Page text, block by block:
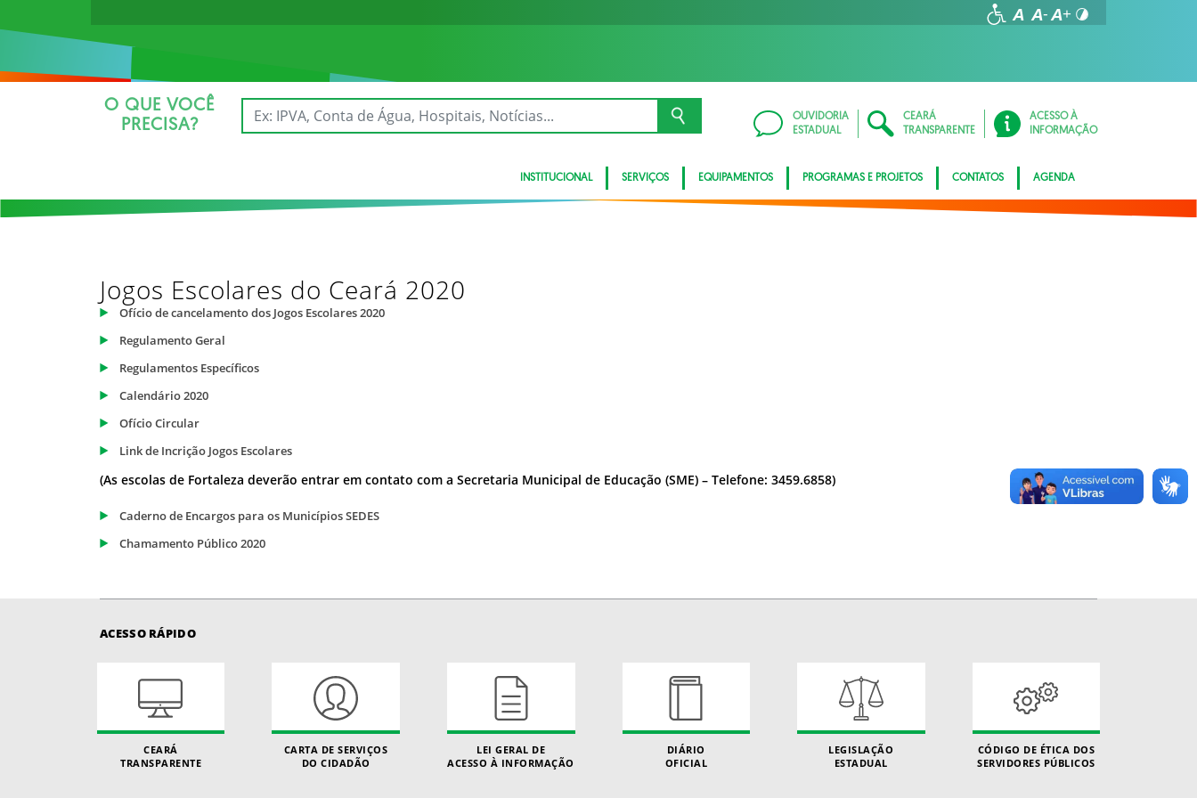
O QUE VOCÊ
PRECISA?
OUVIDORIA
ESTADUAL
CEARÁ
TRANSPARENTE
ACESSO À
INFORMAÇÃO
INSTITUCIONAL SERVIÇOS EQUIPAMENTOS PROGRAMAS E PROJETOS CONTATOS AGENDA
Jogos Escolares do Ceará 2020
Ofício de cancelamento dos Jogos Escolares 2020
Regulamento Geral
Regulamentos Específicos
Calendário 2020
Ofício Circular
Link de Incrição Jogos Escolares
(As escolas de Fortaleza deverão entrar em contato com a Secretaria Municipal de Educação (SME) – Telefone: 3459.6858)
Caderno de Encargos para os Municípios SEDES
Chamamento Público 2020
ACESSO RÁPIDO
CEARÁ
TRANSPARENTE
CARTA DE SERVIÇOS
DO CIDADÃO
LEI GERAL DE
ACESSO À INFORMAÇÃO
DIÁRIO
OFICIAL
LEGISLAÇÃO
ESTADUAL
CÓDIGO DE ÉTICA DOS
SERVIDORES PÚBLICOS